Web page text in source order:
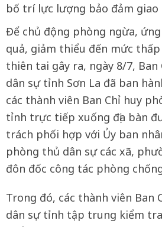
bố trí lực lượng bảo đảm giao
Để chủ động phòng ngừa,
quả, giảm thiểu đến mức
thiên tai gây ra, ngày 8/7,
dân sự tỉnh Sơn La đã ban
các thành viên Ban Chỉ huy
tỉnh trực tiếp xuống địa bàn
trách phối hợp với Ủy ban
phòng thủ dân sự các xã,
đôn đốc công tác phòng
Trong đó, các thành viên Ban
dân sự tỉnh tập trung kiểm